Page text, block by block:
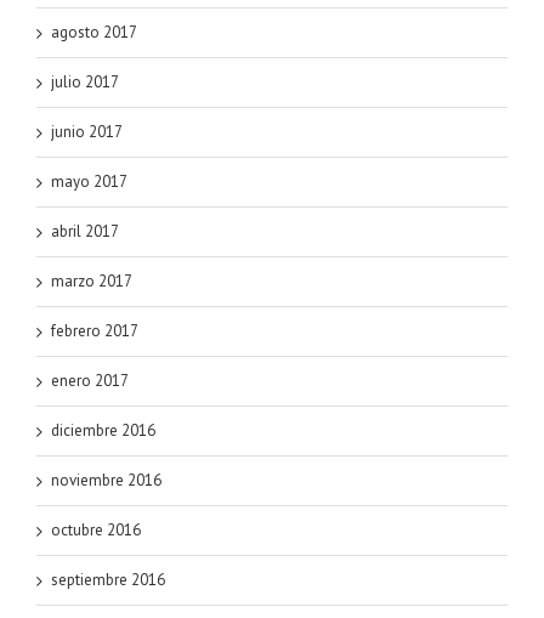
agosto 2017
julio 2017
junio 2017
mayo 2017
abril 2017
marzo 2017
febrero 2017
enero 2017
diciembre 2016
noviembre 2016
octubre 2016
septiembre 2016